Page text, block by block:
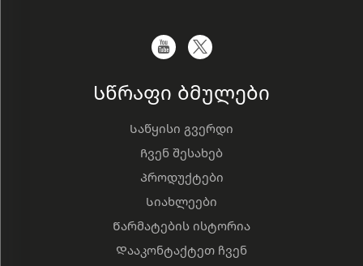
Სწრაფი ბმულები
Საწყისი გვერდი
Ჩვენ შესახებ
Პროდუქტები
Სიახლეები
Წარმატების ისტორია
Დააკონტაქტეთ ჩვენ